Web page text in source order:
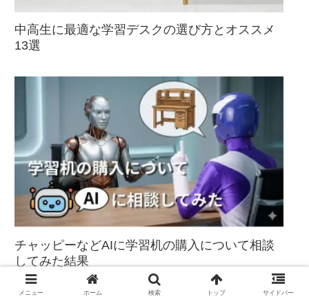
中高生に最適な学習デスクの選び方とオススメ
13選
チャッピーなどAIに学習机の購入について相談
してみた結果
メニュー ホーム 検索 トップ サイドバー